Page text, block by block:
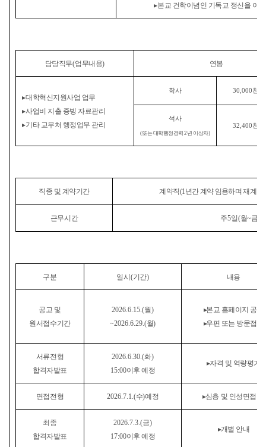
▸본교 건학이념인 기독교 정신을 이
담당직무(업무내용) 연봉
▸대학혁신지원사업 업무
▸사업비 지출 증빙 자료관리
▸기타 교무처 행정업무 관리
학사 30,000천원
석사
(또는 대학행정경력2 년 이상자)
32,400천원
직종 및 계약기간 계약직(1 년간 계약 임용하며 재계
근무시간 주5일(월~금
구분 일시(기간) 내용
공고 및
원서접수기간
2026.6.15.(월)
~2026.6.29.(월)
▸본교 홈페이지 공고
▸우편 또는 방문접수
서류전형
합격자발표
2026.6.30.(화)
15:00이후 예정
▸자격 및 역량평가
면접전형 2026.7.1.(수)예정 ▸심층 및 인성면접 등
최종
합격자발표
2026.7.3.(금)
17:00이후 예정
▸개별 안내